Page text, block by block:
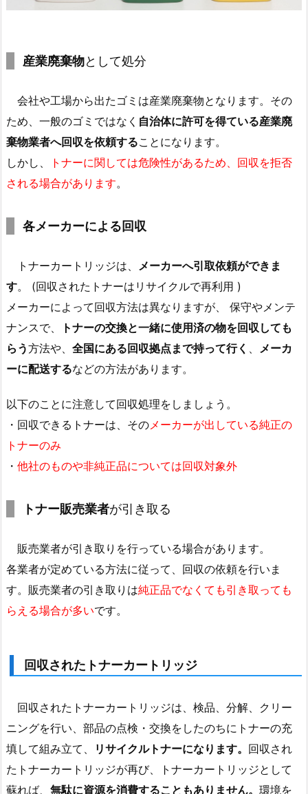
産業廃棄物として処分
会社や工場から出たゴミは産業廃棄物となります。その
ため、一般のゴミではなく 自治体に許可を得ている産業廃
棄物業者へ回収を依頼することになります。
しかし、
トナーに関しては危険性があるため、回収を拒否
される場合があります。
各メーカーによる回収
トナーカートリッジは、
メーカーへ引取依頼ができま
す。 (回収されたトナーはリサイクルで再利用 )
メーカーによって回収方法は異なりますが、 保守やメンテ
ナンスで、
トナーの交換と一緒に使用済の物を回収しても
らう方法や、 全国にある回収拠点まで持って行く
メーカ
ーに配送するなどの方法があります。
以下のことに注意して回収処理をしましょう。
・回収できるトナーは、その メーカーが出している純正の
トナーのみ
・ 他社のものや非純正品については回収対象外
トナー販売業者が引き取る
販売業者が引き取りを行っている場合があります。
各業者が定めている方法に従って、回収の依頼を行いま
す。販売業者の引き取りは純正品でなくても引き取っても
らえる場合が多いです。
回収されたトナーカートリッジ
回収されたトナーカートリッジは、検品、分解、クリー
ニングを行い、部品の点検・交換をしたのちにトナーの充
填して組み立て、
リサイクルトナーになります。 回収され
たトナーカートリッジが再び、トナーカートリッジとして
蘇れば、 無駄に資源を消費することもありません。 環境を